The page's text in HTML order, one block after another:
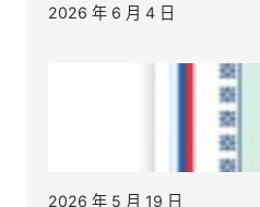
2026 年 6 月 4 日
2026 年 5 月 19 日